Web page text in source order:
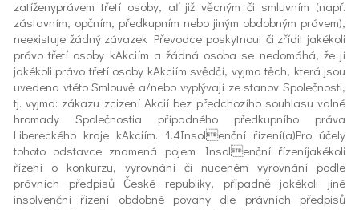
zatíženyprávem třetí osoby, ať již věcným či smluvním (např.
zástavním, opčním, předkupním nebo jiným obdobným právem),
neexistuje žádný závazek Převodce poskytnout či zřídit jakékoli
právo třetí osoby kAkciím a žádná osoba se nedomáhá, že jí
jakékoli právo třetí osoby kAkciím svědčí, vyjma těch, která jsou
uvedena vtéto Smlouvě a/nebo vyplývají ze stanov Společnosti,
tj. vyjma: zákazu zcizení Akcií bez předchozího souhlasu valné
hromady Společnostia případného předkupního práva
Libereckého kraje kAkciím. 1.4Insolenční řízení(a)Pro účely
tohoto odstavce znamená pojem Insolenční řízeníjakékoli
řízení o konkurzu, vyrovnání či nuceném vyrovnání podle
právních předpisů České republiky, případně jakékoli jiné
insolvenční řízení obdobné povahy dle právních předpisů